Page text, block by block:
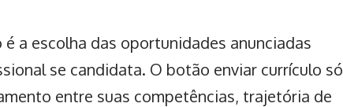
a escolha das oportunidades anunciadas
se candidata. O botão enviar currículo só
entre suas competências, trajetória de